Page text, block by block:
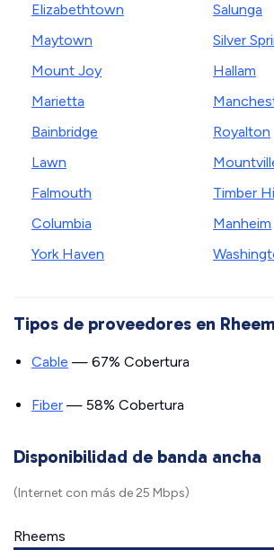
Elizabethtown
Maytown
Mount Joy
Marietta
Bainbridge
Lawn
Falmouth
Columbia
York Haven
Salunga
Silver
Hallam
Royalton
Timber
Manheim
Tipos de proveedores en
Cable — 67% Cobertura
Fiber — 58% Cobertura
Disponibilidad de banda ancha
(Internet con más de 25 Mbps)
Rheems